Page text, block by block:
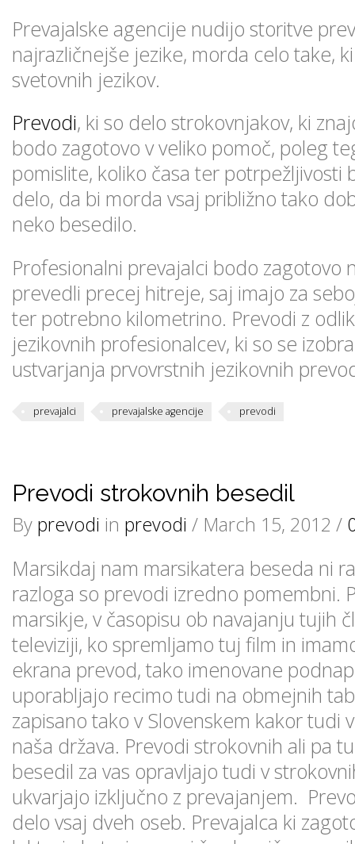
Prevajalske agencije nudijo storitve
najrazličnejše jezike, morda celo take,
svetovnih jezikov.
Prevodi, ki so delo strokovnjakov, ki
bodo zagotovo v veliko pomoč, poleg
pomislite, koliko časa ter potrpežljivosti
delo, da bi morda vsaj približno tako
neko besedilo.
Profesionalni prevajalci bodo zagotovo
prevedli precej hitreje, saj imajo za
ter potrebno kilometrino. Prevodi z
jezikovnih profesionalcev, ki so se
ustvarjanja prvovrstnih jezikovnih
prevajalci prevajalske agencije prevodi
Prevodi strokovnih besedil
By prevodi in prevodi / March 15, 2012 /
Marsikdaj nam marsikatera beseda ni
razloga so prevodi izredno pomembni.
marsikje, v časopisu ob navajanju tujih
televiziji, ko spremljamo tuj film in
ekrana prevod, tako imenovane
uporabljajo recimo tudi na obmejnih
zapisano tako v Slovenskem kakor tudi
naša država. Prevodi strokovnih ali pa
besedil za vas opravljajo tudi v
ukvarjajo izključno z prevajanjem.
delo vsaj dveh oseb. Prevajalca ki